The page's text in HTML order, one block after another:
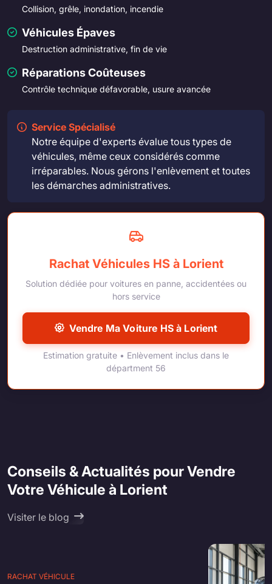
Collision, grêle, inondation, incendie
Véhicules Épaves
Destruction administrative, fin de vie
Réparations Coûteuses
Contrôle technique défavorable, usure avancée
Service Spécialisé
Notre équipe d'experts évalue tous types de
véhicules, même ceux considérés comme
irréparables. Nous gérons l'enlèvement et toutes
les démarches administratives.
Rachat Véhicules HS à Lorient
Solution dédiée pour voitures en panne, accidentées ou
hors service
Vendre Ma Voiture HS à Lorient
Estimation gratuite • Enlèvement inclus dans le
départment 56
Conseils & Actualités pour Vendre
Votre Véhicule à Lorient
Visiter le blog
RACHAT VÉHICULE